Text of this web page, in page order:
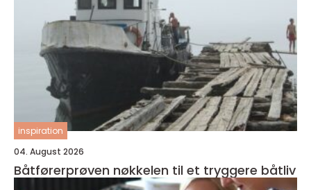
inspiration
04. August 2026
Båtførerprøven nøkkelen til et tryggere båtliv